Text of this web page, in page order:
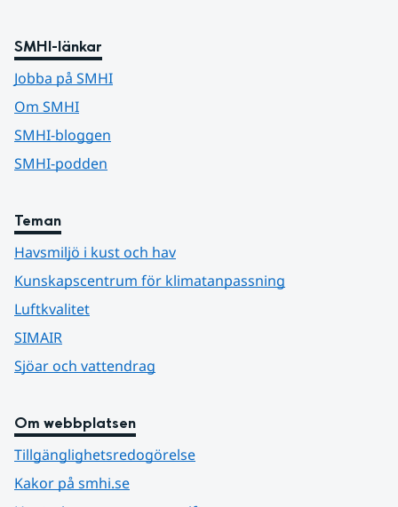
SMHI-länkar
Jobba på SMHI
Om SMHI
SMHI-bloggen
SMHI-podden
Teman
Havsmiljö i kust och hav
Kunskapscentrum för klimatanpassning
Luftkvalitet
SIMAIR
Sjöar och vattendrag
Om webbplatsen
Tillgänglighetsredogörelse
Kakor på smhi.se